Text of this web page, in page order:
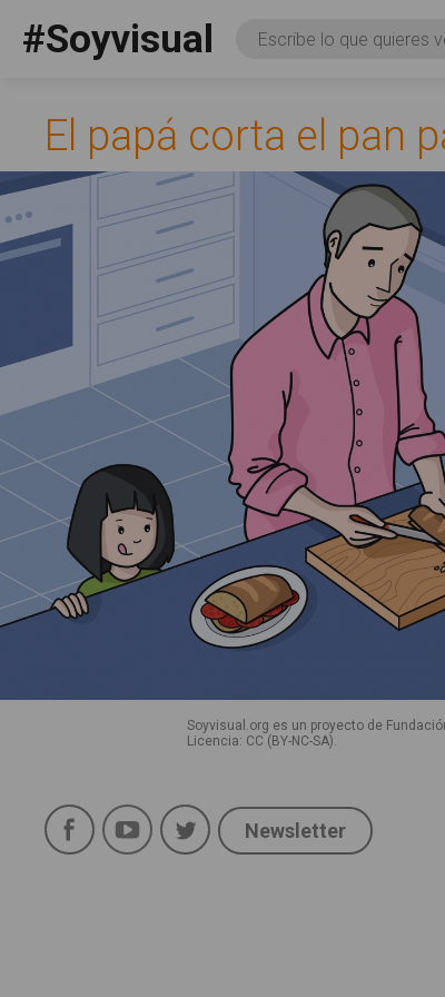
#Soyvisual Consulta
El papá corta el pan
Soyvisual.org es un proyecto de
Licencia: CC (BY-NC-SA).
Social
FacebookYouTubeTwitter
Newsletter
Social
FacebookYouTubeTwitter
Menú principal
Qué es
Inicio
Guía de uso
Contacto